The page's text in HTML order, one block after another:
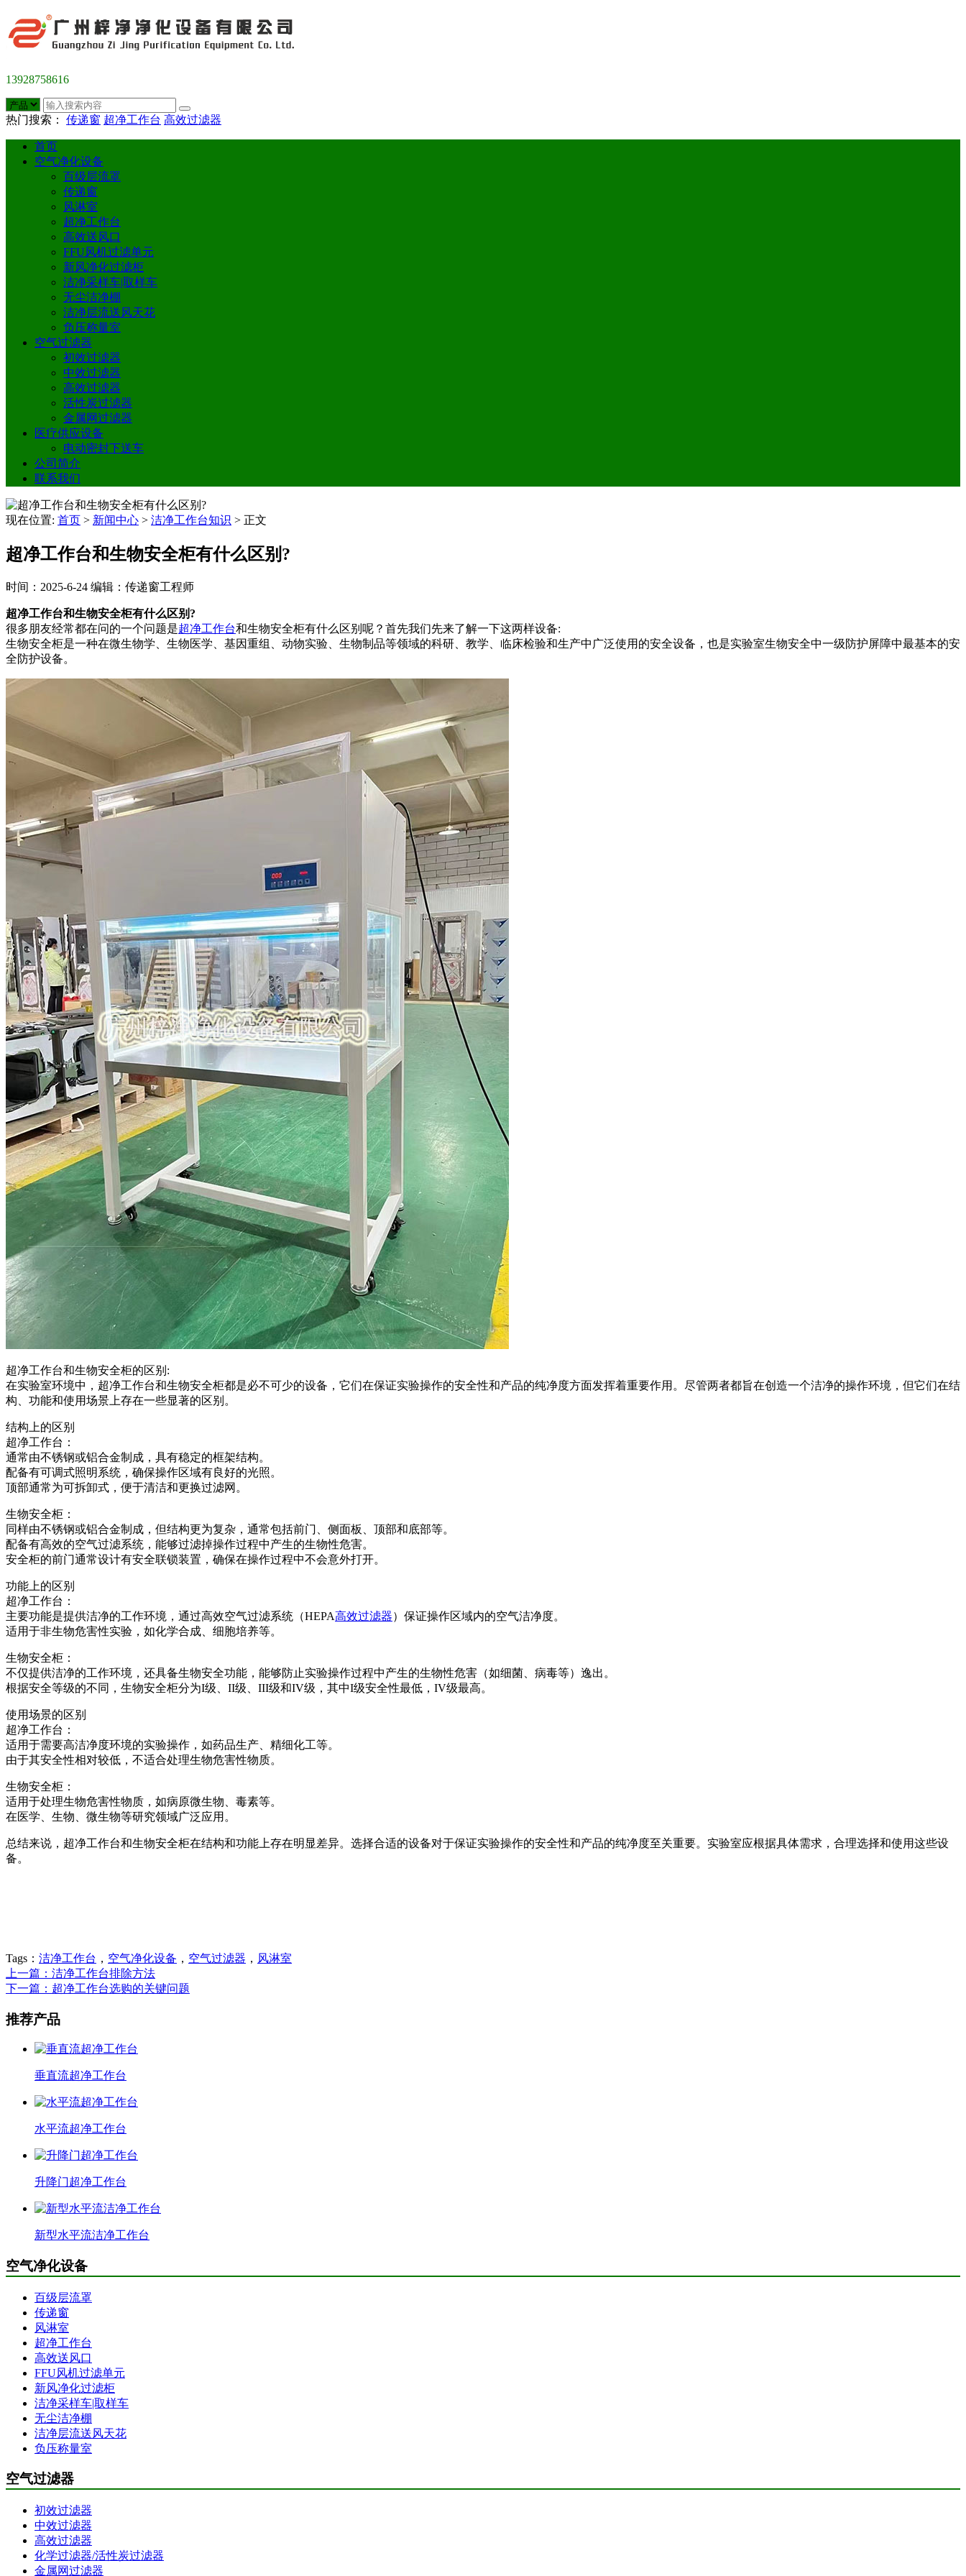
13928758616
热门搜索： 传递窗 超净工作台 高效过滤器
首页
空气净化设备
百级层流罩
传递窗
风淋室
超净工作台
高效送风口
FFU风机过滤单元
新风净化过滤柜
洁净采样车|取样车
无尘洁净棚
洁净层流送风天花
负压称量室
空气过滤器
初效过滤器
中效过滤器
高效过滤器
活性炭过滤器
金属网过滤器
医疗供应设备
电动密封下送车
公司简介
联系我们
现在位置: 首页 > 新闻中心 > 洁净工作台知识 > 正文
超净工作台和生物安全柜有什么区别?
时间：2025-6-24 编辑：传递窗工程师
超净工作台和生物安全柜有什么区别?
很多朋友经常都在问的一个问题是超净工作台和生物安全柜有什么区别呢？首先我们先来了解一下这两样设备:
生物安全柜是一种在微生物学、生物医学、基因重组、动物实验、生物制品等领域的科研、教学、临床检验和生产中广泛使用的安全设备，也是实验室生物安全中一级防护屏障中最基本的安
全防护设备。
超净工作台和生物安全柜的区别:
在实验室环境中，超净工作台和生物安全柜都是必不可少的设备，它们在保证实验操作的安全性和产品的纯净度方面发挥着重要作用。尽管两者都旨在创造一个洁净的操作环境，但它们在结
构、功能和使用场景上存在一些显著的区别。
结构上的区别
超净工作台：
通常由不锈钢或铝合金制成，具有稳定的框架结构。
配备有可调式照明系统，确保操作区域有良好的光照。
顶部通常为可拆卸式，便于清洁和更换过滤网。
生物安全柜：
同样由不锈钢或铝合金制成，但结构更为复杂，通常包括前门、侧面板、顶部和底部等。
配备有高效的空气过滤系统，能够过滤掉操作过程中产生的生物性危害。
安全柜的前门通常设计有安全联锁装置，确保在操作过程中不会意外打开。
功能上的区别
超净工作台：
主要功能是提供洁净的工作环境，通过高效空气过滤系统（HEPA高效过滤器）保证操作区域内的空气洁净度。
适用于非生物危害性实验，如化学合成、细胞培养等。
生物安全柜：
不仅提供洁净的工作环境，还具备生物安全功能，能够防止实验操作过程中产生的生物性危害（如细菌、病毒等）逸出。
根据安全等级的不同，生物安全柜分为I级、II级、III级和IV级，其中I级安全性最低，IV级最高。
使用场景的区别
超净工作台：
适用于需要高洁净度环境的实验操作，如药品生产、精细化工等。
由于其安全性相对较低，不适合处理生物危害性物质。
生物安全柜：
适用于处理生物危害性物质，如病原微生物、毒素等。
在医学、生物、微生物等研究领域广泛应用。
总结来说，超净工作台和生物安全柜在结构和功能上存在明显差异。选择合适的设备对于保证实验操作的安全性和产品的纯净度至关重要。实验室应根据具体需求，合理选择和使用这些设
备。
Tags： 洁净工作台 ， 空气净化设备 ， 空气过滤器 ， 风淋室
上一篇：洁净工作台排除方法
下一篇：超净工作台选购的关键问题
推荐产品
垂直流超净工作台
水平流超净工作台
升降门超净工作台
新型水平流洁净工作台
空气净化设备
百级层流罩
传递窗
风淋室
超净工作台
高效送风口
FFU风机过滤单元
新风净化过滤柜
洁净采样车|取样车
无尘洁净棚
洁净层流送风天花
负压称量室
空气过滤器
初效过滤器
中效过滤器
高效过滤器
化学过滤器/活性炭过滤器
金属网过滤器